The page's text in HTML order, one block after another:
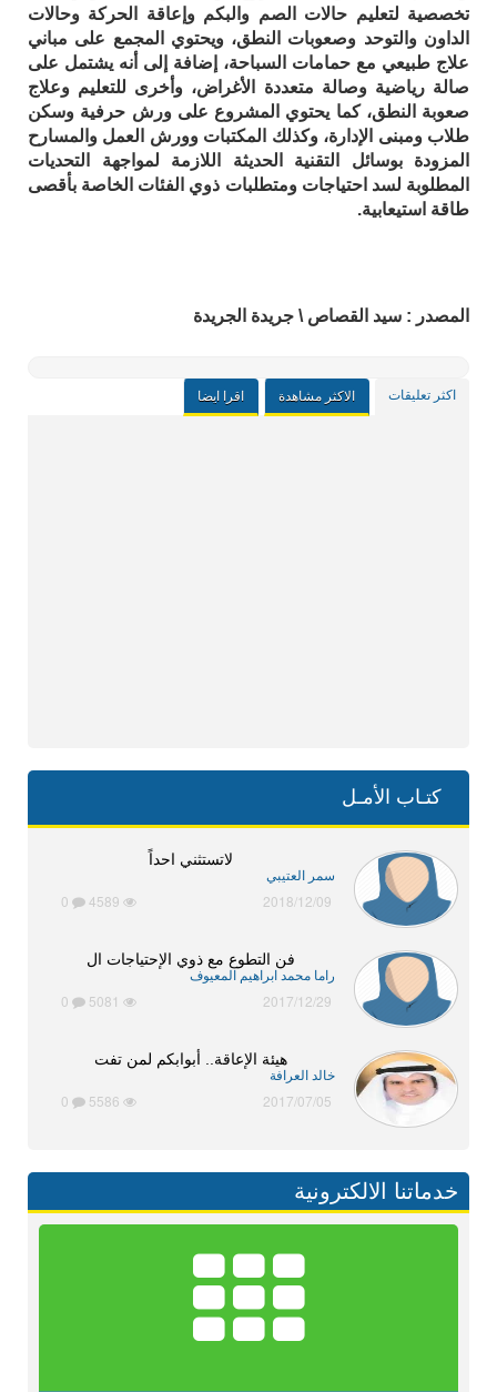
تخصصية لتعليم حالات الصم والبكم وإعاقة الحركة وحالات
الداون والتوحد وصعوبات النطق، ويحتوي المجمع على مباني
علاج طبيعي مع حمامات السباحة، إضافة إلى أنه يشتمل على
صالة رياضية وصالة متعددة الأغراض، وأخرى للتعليم وعلاج
صعوبة النطق، كما يحتوي المشروع على ورش حرفية وسكن
طلاب ومبنى الإدارة، وكذلك المكتبات وورش العمل والمسارح
المزودة بوسائل التقنية الحديثة اللازمة لمواجهة التحديات
المطلوبة لسد احتياجات ومتطلبات ذوي الفئات الخاصة بأقصى
طاقة استيعابية.
المصدر : سيد القصاص \ جريدة الجريدة
اكثر تعليقات الاكثر مشاهدة اقرا ايضا
كتـاب الأمـل
لاتستثني احداً
سمر العتيبي
2018/12/09
فن التطوع مع ذوي الإحتياجات ال
راما محمد ابراهيم المعيوف
2017/12/29
هيئة الإعاقة.. أبوابكم لمن تفت
خالد العرافة
2017/07/05
خدماتنا الالكترونية